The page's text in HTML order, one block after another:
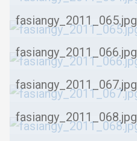
fasiangy_2011_065.jpg
fasiangy_2011_066.jpg
fasiangy_2011_067.jpg
fasiangy_2011_068.jpg